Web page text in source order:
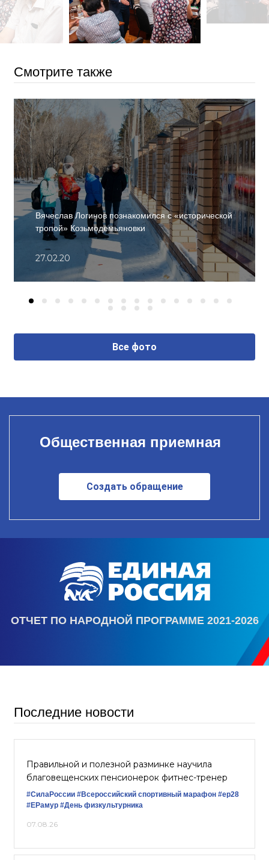
Смотрите также
Вячеслав Логинов познакомился с «исторической
тропой» Козьмодемьяновки
27.02.20
Все фото
Общественная приемная
Создать обращение
ОТЧЕТ ПО НАРОДНОЙ ПРОГРАММЕ 2021-2026
Последние новости
Правильной и полезной разминке научила
благовещенских пенсионерок фитнес-тренер
#СилаРоссии #Всероссийский спортивный марафон #ер28
#ЕРамур #День физкультурника
07.08.26